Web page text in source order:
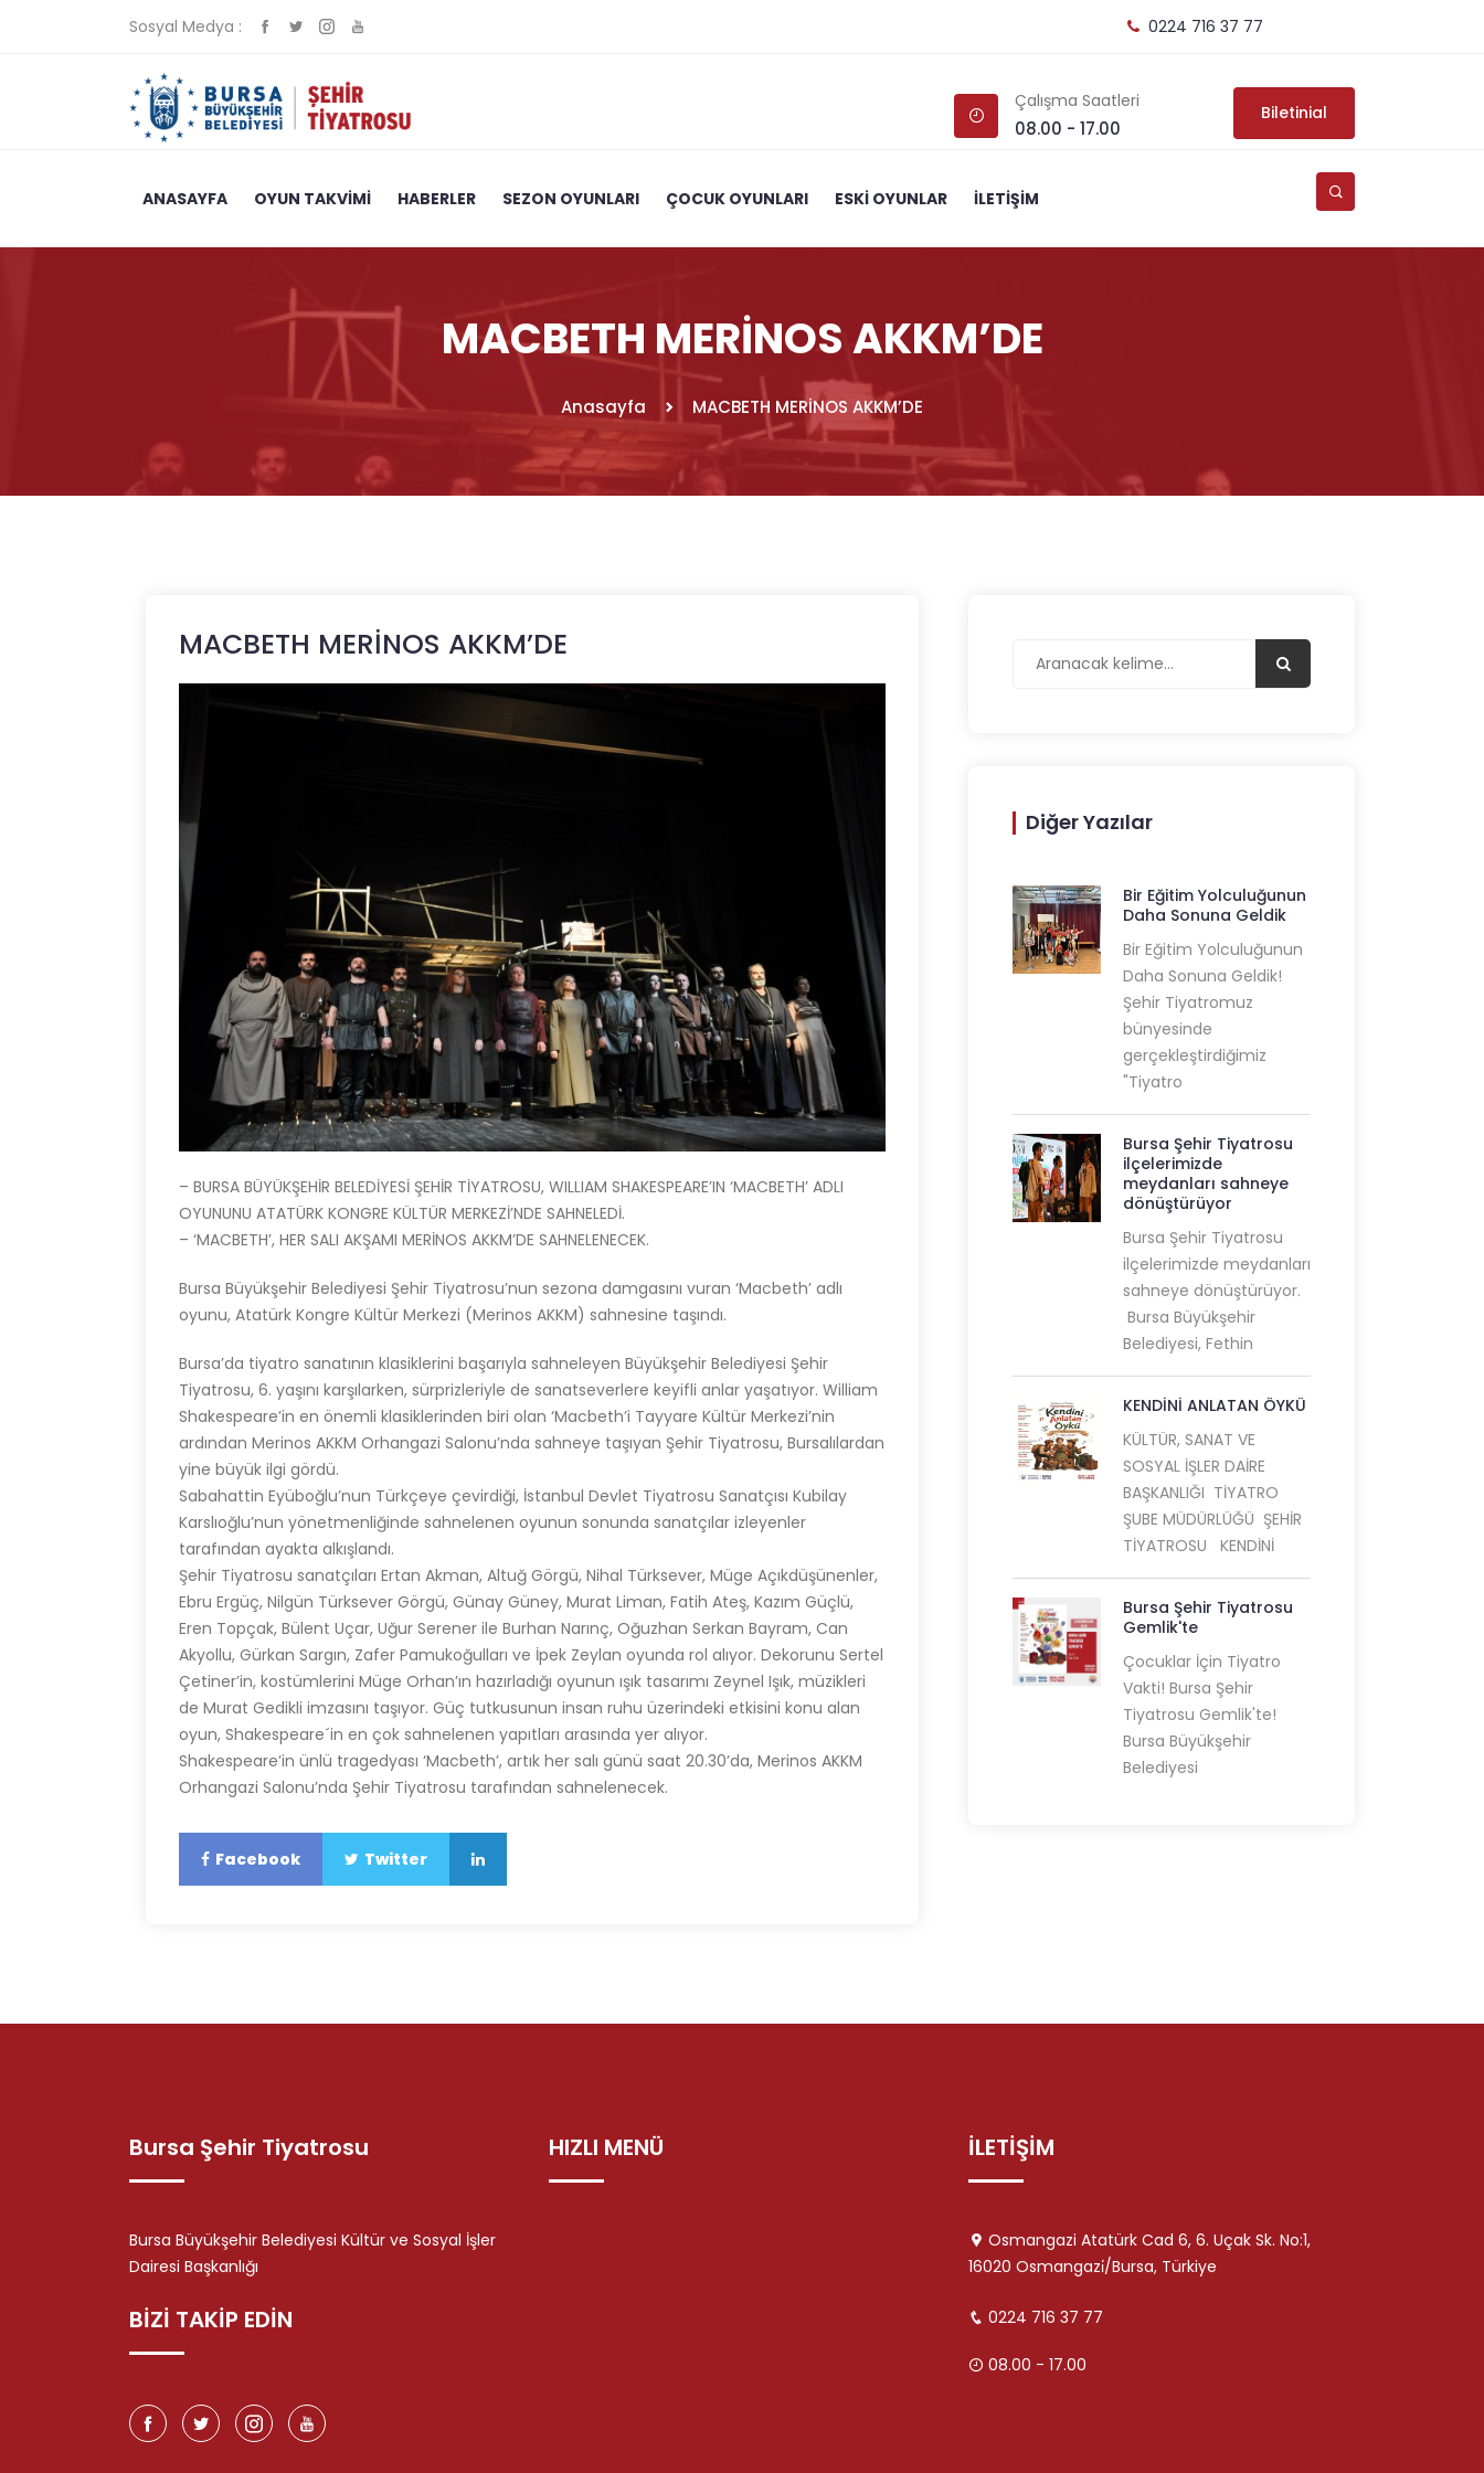
Sosyal Medya : 0224 716 37 77
Çalışma Saatleri
08.00 - 17.00
Biletinial
ANASAYFA OYUN TAKVİMİ HABERLER SEZON OYUNLARI ÇOCUK OYUNLARI ESKİ OYUNLAR İLETİŞİM
MACBETH MERİNOS AKKM’DE
Anasayfa MACBETH MERİNOS AKKM’DE
MACBETH MERİNOS AKKM’DE
– BURSA BÜYÜKŞEHİR BELEDİYESİ ŞEHİR TİYATROSU, WILLIAM SHAKESPEARE’IN ‘MACBETH’ ADLI
OYUNUNU ATATÜRK KONGRE KÜLTÜR MERKEZİ’NDE SAHNELEDİ.
– ‘MACBETH’, HER SALI AKŞAMI MERİNOS AKKM’DE SAHNELENECEK.
Bursa Büyükşehir Belediyesi Şehir Tiyatrosu’nun sezona damgasını vuran ‘Macbeth’ adlı
oyunu, Atatürk Kongre Kültür Merkezi (Merinos AKKM) sahnesine taşındı.
Bursa’da tiyatro sanatının klasiklerini başarıyla sahneleyen Büyükşehir Belediyesi Şehir
Tiyatrosu, 6. yaşını karşılarken, sürprizleriyle de sanatseverlere keyifli anlar yaşatıyor. William
Shakespeare’in en önemli klasiklerinden biri olan ‘Macbeth’i Tayyare Kültür Merkezi’nin
ardından Merinos AKKM Orhangazi Salonu’nda sahneye taşıyan Şehir Tiyatrosu, Bursalılardan
yine büyük ilgi gördü.
Sabahattin Eyüboğlu’nun Türkçeye çevirdiği, İstanbul Devlet Tiyatrosu Sanatçısı Kubilay
Karslıoğlu’nun yönetmenliğinde sahnelenen oyunun sonunda sanatçılar izleyenler
tarafından ayakta alkışlandı.
Şehir Tiyatrosu sanatçıları Ertan Akman, Altuğ Görgü, Nihal Türksever, Müge Açıkdüşünenler,
Ebru Ergüç, Nilgün Türksever Görgü, Günay Güney, Murat Liman, Fatih Ateş, Kazım Güçlü,
Eren Topçak, Bülent Uçar, Uğur Serener ile Burhan Narınç, Oğuzhan Serkan Bayram, Can
Akyollu, Gürkan Sargın, Zafer Pamukoğulları ve İpek Zeylan oyunda rol alıyor. Dekorunu Sertel
Çetiner’in, kostümlerini Müge Orhan’ın hazırladığı oyunun ışık tasarımı Zeynel Işık, müzikleri
de Murat Gedikli imzasını taşıyor. Güç tutkusunun insan ruhu üzerindeki etkisini konu alan
oyun, Shakespeare´in en çok sahnelenen yapıtları arasında yer alıyor.
Shakespeare’in ünlü tragedyası ‘Macbeth’, artık her salı günü saat 20.30’da, Merinos AKKM
Orhangazi Salonu’nda Şehir Tiyatrosu tarafından sahnelenecek.
Facebook Twitter
Diğer Yazılar
Bir Eğitim Yolculuğunun
Daha Sonuna Geldik
Bir Eğitim Yolculuğunun
Daha Sonuna Geldik!
Şehir Tiyatromuz
bünyesinde
gerçekleştirdiğimiz
"Tiyatro
Bursa Şehir Tiyatrosu
ilçelerimizde
meydanları sahneye
dönüştürüyor
Bursa Şehir Tiyatrosu
ilçelerimizde meydanları
sahneye dönüştürüyor.
Bursa Büyükşehir
Belediyesi, Fethin
KENDİNİ ANLATAN ÖYKÜ
KÜLTÜR, SANAT VE
SOSYAL İŞLER DAİRE
BAŞKANLIĞI TİYATRO
ŞUBE MÜDÜRLÜĞÜ ŞEHİR
TİYATROSU KENDİNİ
Bursa Şehir Tiyatrosu
Gemlik'te
Çocuklar İçin Tiyatro
Vakti! Bursa Şehir
Tiyatrosu Gemlik'te!
Bursa Büyükşehir
Belediyesi
Bursa Şehir Tiyatrosu
Bursa Büyükşehir Belediyesi Kültür ve Sosyal İşler
Dairesi Başkanlığı
BİZİ TAKİP EDİN
HIZLI MENÜ İLETİŞİM
Osmangazi Atatürk Cad 6, 6. Uçak Sk. No:1,
16020 Osmangazi̇/Bursa, Türkiye
0224 716 37 77
08.00 - 17.00